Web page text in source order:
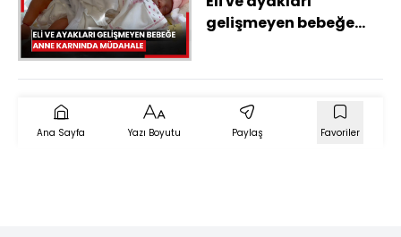
gelişmeyen bebeğe
Ana Sayfa Yazı Boyutu Paylaş Favoriler